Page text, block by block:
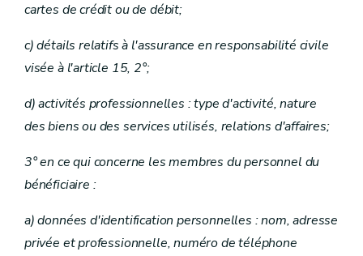
cartes de crédit ou de débit;
c) détails relatifs à l'assurance en responsabilité civile
visée à l'article 15, 2°;
d) activités professionnelles : type d'activité, nature
des biens ou des services utilisés, relations d'affaires;
3° en ce qui concerne les membres du personnel du
bénéficiaire :
a) données d'identification personnelles : nom, adresse
privée et professionnelle, numéro de téléphone